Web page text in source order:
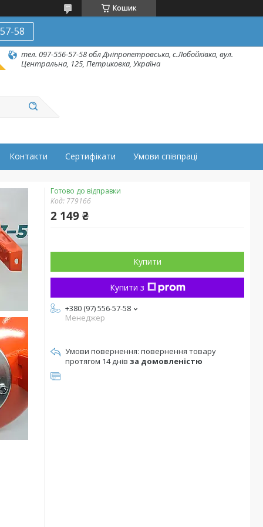
Кошик
58
тел. 097-556-57-58 обл Дніпропетровська, с.Лобойківка, вул.
Центральна, 125, Петриковка, Україна
Контакти Сертифікати Умови співпраці
Готово до відправки
Код: 779166
2 149 ₴
Купити
Купити з
+380 (97) 556-57-58
Менеджер
повернення товару
протягом 14 днів за домовленістю